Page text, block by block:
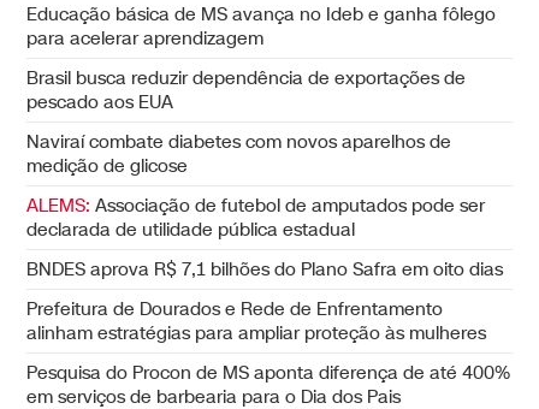
Educação básica de MS avança no Ideb e ganha fôlego
para acelerar aprendizagem
Brasil busca reduzir dependência de exportações de
pescado aos EUA
Naviraí combate diabetes com novos aparelhos de
medição de glicose
ALEMS: Associação de futebol de amputados pode ser
declarada de utilidade pública estadual
BNDES aprova R$ 7,1 bilhões do Plano Safra em oito dias
Prefeitura de Dourados e Rede de Enfrentamento
alinham estratégias para ampliar proteção às mulheres
Pesquisa do Procon de MS aponta diferença de até 400%
em serviços de barbearia para o Dia dos Pais